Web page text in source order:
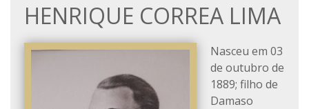
HENRIQUE CORREA LIMA
Nasceu em 03
de outubro de
1889; filho de
Damaso